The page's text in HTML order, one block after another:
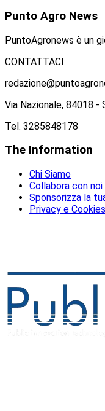
Punto Agro News
PuntoAgronews è un
CONTATTACI:
Via Nazionale, 84018 -
Tel. 3285848178
The Information
Chi Siamo
Collabora con noi
Sponsorizza la
Privacy e Cookies